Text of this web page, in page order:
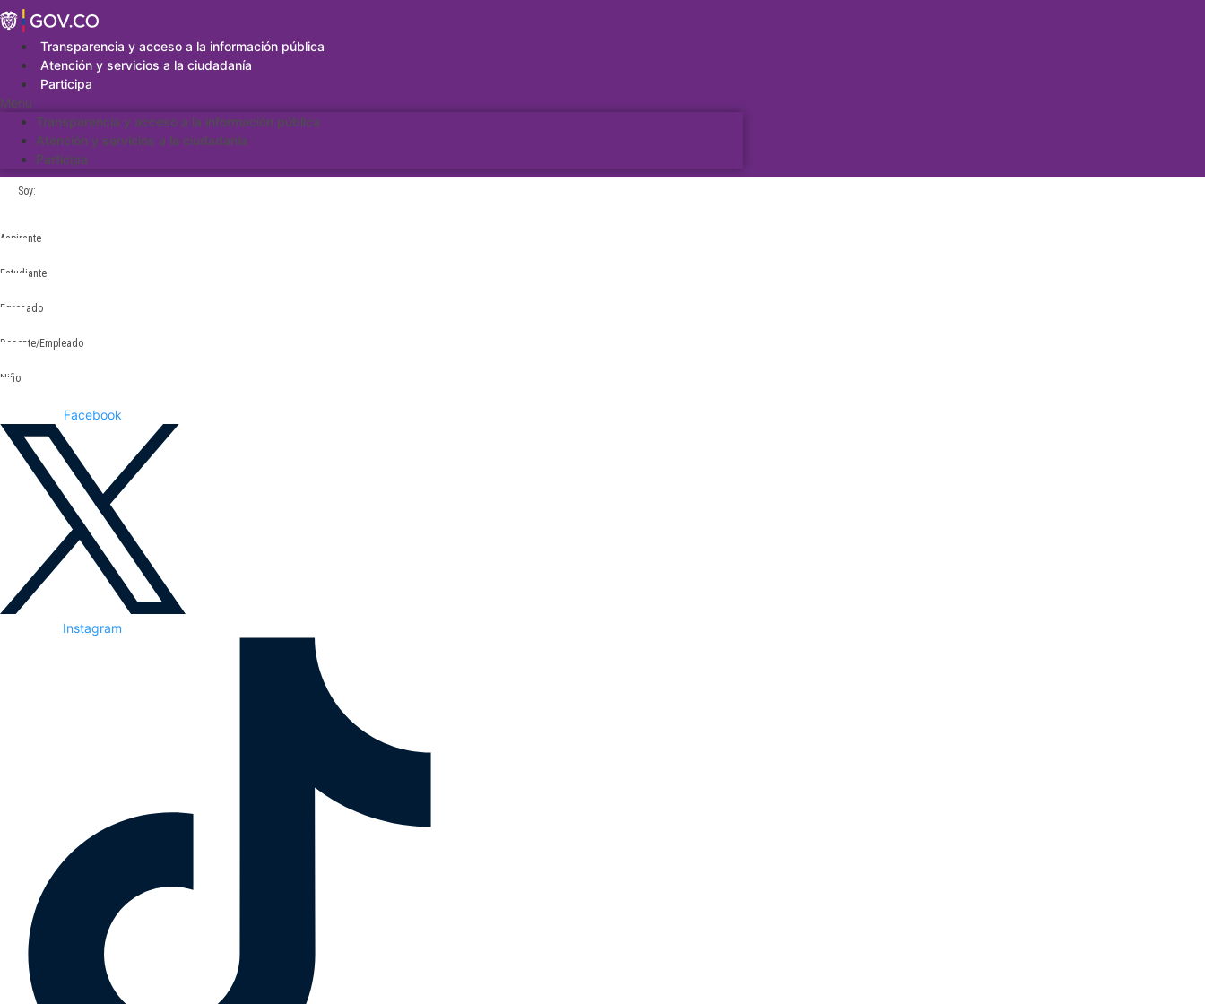
Saltar
al
contenidoTransparencia y acceso a la información pública
Atención y servicios a la ciudadanía
Participa
Menu
Transparencia y acceso a la información pública
Atención y servicios a la ciudadanía
Participa
Soy:
Aspirante
Estudiante
Egresado
Docente/Empleado
Niño
Facebook
Instagram